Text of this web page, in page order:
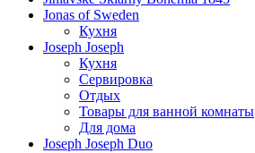
Jonas of Sweden
Кухня
Joseph Joseph
Кухня
Сервировка
Отдых
Товары для ванной комнаты
Для дома
Joseph Joseph Duo